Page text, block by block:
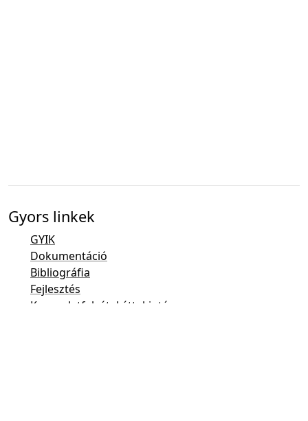
Gyors linkek
GYIK
Dokumentáció
Bibliográfia
Fejlesztés
Kapcsolatfelvétel áttekintése